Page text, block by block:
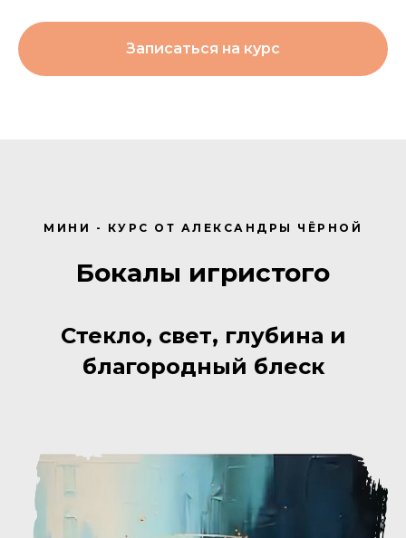
Записаться на курс
МИНИ - КУРС ОТ АЛЕКСАНДРЫ ЧЁРНОЙ
Бокалы игристого
Стекло, свет, глубина и
благородный блеск